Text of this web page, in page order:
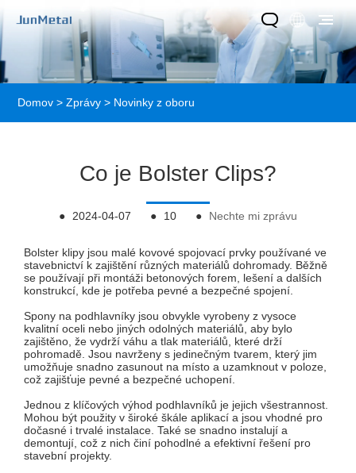
Domov > Zprávy > Novinky z oboru
Co je Bolster Clips?
● 2024-04-07 ● 10 ● Nechte mi zprávu
Bolster klipy jsou malé kovové spojovací prvky používané ve
stavebnictví k zajištění různých materiálů dohromady. Běžně
se používají při montáži betonových forem, lešení a dalších
konstrukcí, kde je potřeba pevné a bezpečné spojení.
Spony na podhlavníky jsou obvykle vyrobeny z vysoce
kvalitní oceli nebo jiných odolných materiálů, aby bylo
zajištěno, že vydrží váhu a tlak materiálů, které drží
pohromadě. Jsou navrženy s jedinečným tvarem, který jim
umožňuje snadno zasunout na místo a uzamknout v poloze,
což zajišťuje pevné a bezpečné uchopení.
Jednou z klíčových výhod podhlavníků je jejich všestrannost.
Mohou být použity v široké škále aplikací a jsou vhodné pro
dočasné i trvalé instalace. Také se snadno instalují a
demontují, což z nich činí pohodlné a efektivní řešení pro
stavební projekty.